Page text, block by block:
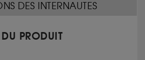
DES INTERNAUTES
PRODUIT